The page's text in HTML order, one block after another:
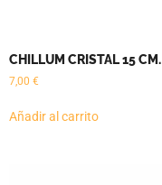
CHILLUM CRISTAL 15 CM.
7,00 €
Añadir al carrito